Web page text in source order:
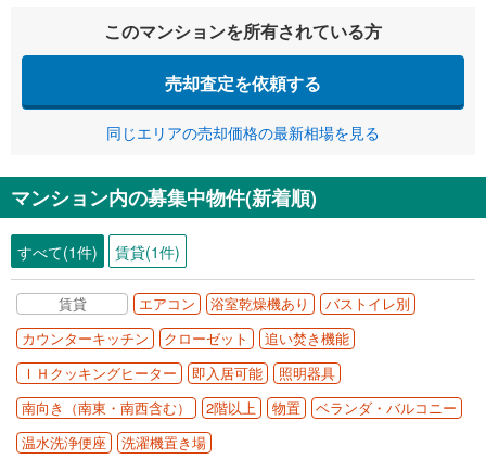
このマンションを所有されている方
売却査定を依頼する
同じエリアの売却価格の最新相場を見る
マンション内の募集中物件(新着順)
すべて(1件) 賃貸(1件)
賃貸 エアコン 浴室乾燥機あり
バストイレ別
カウンターキッチン
クローゼット
追い焚き機能
ＩＨクッキングヒーター
即入居可能
照明器具
南向き（南東・南西含む）
2階以上 物置
ベランダ・バルコニー
温水洗浄便座
洗濯機置き場